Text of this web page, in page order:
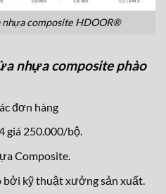
composite HDOOR®
nhựa composite phào
đơn hàng
giá 250.000/bộ.
Composite.
kỹ thuật xưởng sản xuất.